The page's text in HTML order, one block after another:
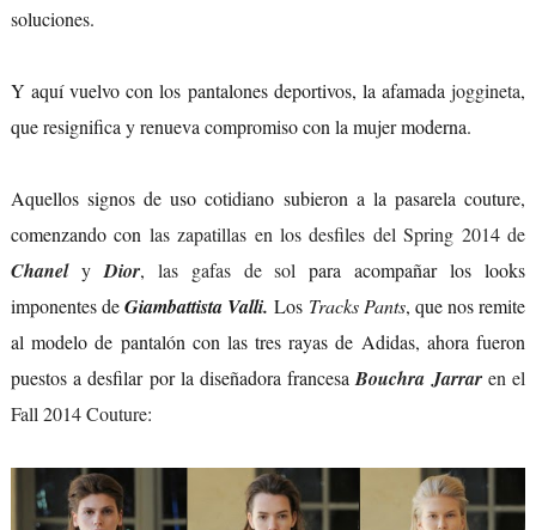
soluciones.
Y aquí vuelvo con los pantalones deportivos, la afamadajoggineta,
que resignifica y renueva compromiso con la mujer moderna.
Aquellos signos de uso cotidiano subieron a la pasarela couture,
comenzando con las zapatillas en los desfiles del Spring 2014 de
ChanelyDior, las gafas de sol para acompañar los looks
imponentes deGiambattista Valli. Los Tracks Pants, que nos remite
al modelo de pantalón con las tres rayas de Adidas, ahora fueron
puestos a desfilar por la diseñadora francesaBouchra Jarrar en el
Fall 2014 Couture: